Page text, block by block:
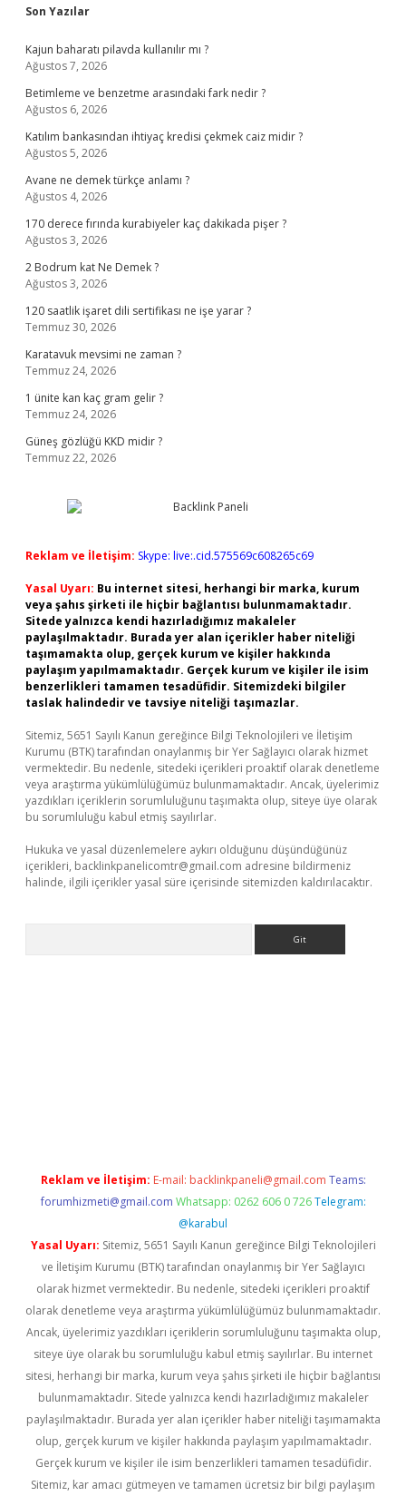
Sidebar
Son Yazılar
Kajun baharatı pilavda kullanılır mı ?
Ağustos 7, 2026
Betimleme ve benzetme arasındaki fark nedir ?
Ağustos 6, 2026
Katılım bankasından ihtiyaç kredisi çekmek caiz midir ?
Ağustos 5, 2026
Avane ne demek türkçe anlamı ?
Ağustos 4, 2026
170 derece fırında kurabiyeler kaç dakikada pişer ?
Ağustos 3, 2026
2 Bodrum kat Ne Demek ?
Ağustos 3, 2026
120 saatlik işaret dili sertifikası ne işe yarar ?
Temmuz 30, 2026
Karatavuk mevsimi ne zaman ?
Temmuz 24, 2026
1 ünite kan kaç gram gelir ?
Temmuz 24, 2026
Güneş gözlüğü KKD midir ?
Temmuz 22, 2026
Reklam ve İletişim: Skype: live:.cid.575569c608265c69
Yasal Uyarı: Bu internet sitesi, herhangi bir marka, kurum
veya şahıs şirketi ile hiçbir bağlantısı bulunmamaktadır.
Sitede yalnızca kendi hazırladığımız makaleler
paylaşılmaktadır. Burada yer alan içerikler haber niteliği
taşımamakta olup, gerçek kurum ve kişiler hakkında
paylaşım yapılmamaktadır. Gerçek kurum ve kişiler ile isim
benzerlikleri tamamen tesadüfidir. Sitemizdeki bilgiler
taslak halindedir ve tavsiye niteliği taşımazlar.
Sitemiz, 5651 Sayılı Kanun gereğince Bilgi Teknolojileri ve İletişim
Kurumu (BTK) tarafından onaylanmış bir Yer Sağlayıcı olarak hizmet
vermektedir. Bu nedenle, sitedeki içerikleri proaktif olarak denetleme
veya araştırma yükümlülüğümüz bulunmamaktadır. Ancak, üyelerimiz
yazdıkları içeriklerin sorumluluğunu taşımakta olup, siteye üye olarak
bu sorumluluğu kabul etmiş sayılırlar.
Hukuka ve yasal düzenlemelere aykırı olduğunu düşündüğünüz
içerikleri, backlinkpanelicomtr@gmail.com adresine bildirmeniz
halinde, ilgili içerikler yasal süre içerisinde sitemizden kaldırılacaktır.
Reklam ve İletişim: E-mail: backlinkpaneli@gmail.com Teams:
forumhizmeti@gmail.com Whatsapp: 0262 606 0 726 Telegram:
@karabul
Yasal Uyarı: Sitemiz, 5651 Sayılı Kanun gereğince Bilgi Teknolojileri
ve İletişim Kurumu (BTK) tarafından onaylanmış bir Yer Sağlayıcı
olarak hizmet vermektedir. Bu nedenle, sitedeki içerikleri proaktif
olarak denetleme veya araştırma yükümlülüğümüz bulunmamaktadır.
Ancak, üyelerimiz yazdıkları içeriklerin sorumluluğunu taşımakta olup,
siteye üye olarak bu sorumluluğu kabul etmiş sayılırlar. Bu internet
sitesi, herhangi bir marka, kurum veya şahıs şirketi ile hiçbir bağlantısı
bulunmamaktadır. Sitede yalnızca kendi hazırladığımız makaleler
paylaşılmaktadır. Burada yer alan içerikler haber niteliği taşımamakta
olup, gerçek kurum ve kişiler hakkında paylaşım yapılmamaktadır.
Gerçek kurum ve kişiler ile isim benzerlikleri tamamen tesadüfidir.
Sitemiz, kar amacı gütmeyen ve tamamen ücretsiz bir bilgi paylaşım